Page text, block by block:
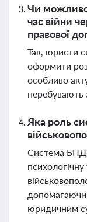
Чи можливо
час війни
правової
Так, юристи
оформити
особливо
перебувають
Яка роль
Система БПД
юридичним